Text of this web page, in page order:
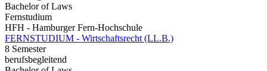
Bachelor of Laws
Fernstudium
HFH - Hamburger Fern-Hochschule
FERNSTUDIUM - Wirtschaftsrecht (LL.B.)
8 Semester
berufsbegleitend